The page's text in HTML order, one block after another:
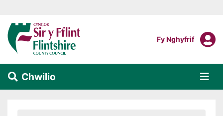
Neidio i'r prif gynnwys
Mewngofnodi I
Fy Nghyfrif
Chwilio